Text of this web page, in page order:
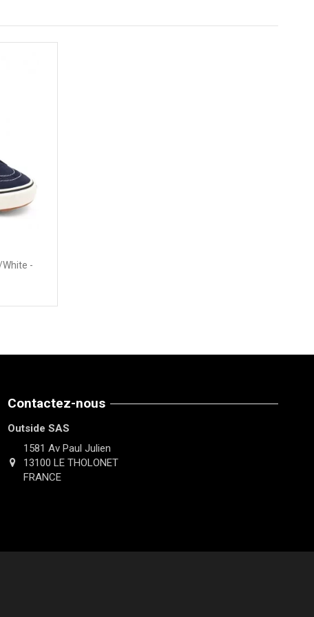
White -
Contactez-nous
Outside SAS
1581 Av Paul Julien
13100 LE THOLONET
FRANCE